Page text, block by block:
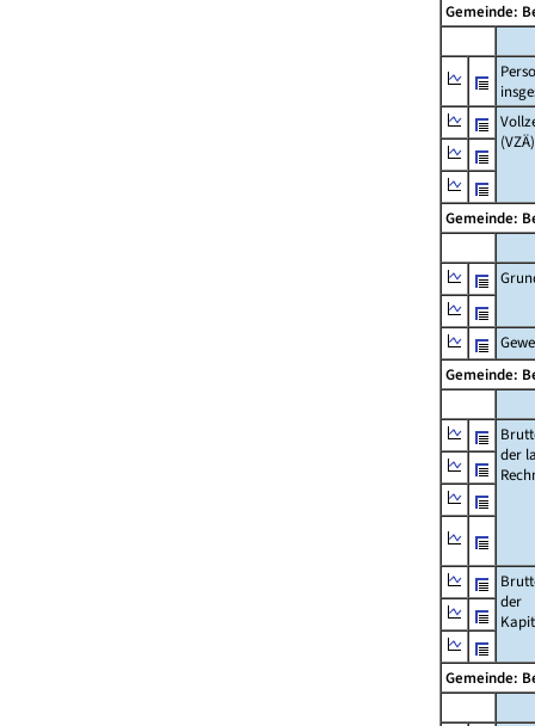
Gemeinde:
(VZÄ)
Gemeinde:
Gemeinde:
der
der
Gemeinde: